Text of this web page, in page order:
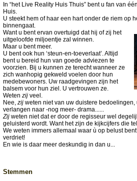
In “het Live Reality Huis Thuis” bent u fan van
Huis.
U steekt hem of haar een hart onder de riem op
binnengaat.
Want u bent ervan overtuigd dat hij of zij het
uitgeloofde miljoentje zal winnen.
Maar u bent meer.
U bent ook hun ‘steun-en-toeverlaat’. Altijd
bent u bereid hun van goede adviezen te
voorzien. Bij u kunnen ze terecht wanneer ze
zich wanhopig gekweld voelen door hun
medebewoners. Uw raadgevingen zijn het
balsem voor hun ziel. U vertrouwen ze.
Weten zij veel.
Nee, zij weten niet van uw duistere
verlangen naar -nog meer- drama......
Zij weten niet dat er door de regisseur wel
geluisterd wordt. Want het zijn de kijkcijfers die
We weten immers allemaal waar ù op belust
verdriet!
En wie is daar meer deskundig in dan u...
Stemmen